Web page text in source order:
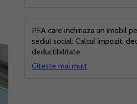
PFA care inchiriaza un imobil
sediul social: Calcul impozit,
deductibilitate
Citeste mai mult